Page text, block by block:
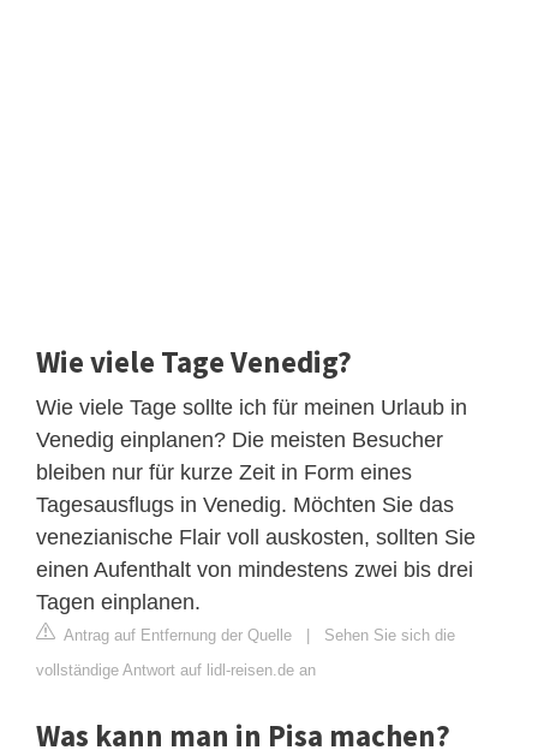
Wie viele Tage Venedig?
Wie viele Tage sollte ich für meinen Urlaub in
Venedig einplanen? Die meisten Besucher
bleiben nur für kurze Zeit in Form eines
Tagesausflugs in Venedig. Möchten Sie das
venezianische Flair voll auskosten, sollten Sie
einen Aufenthalt von mindestens zwei bis drei
Tagen einplanen.
Antrag auf Entfernung der Quelle | Sehen Sie sich die
vollständige Antwort auf lidl-reisen.de an
Was kann man in Pisa machen?